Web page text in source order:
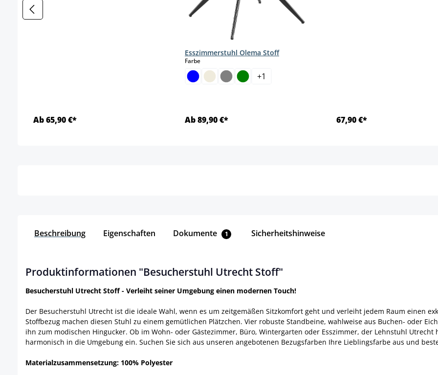
Ab 65,90 €*
Esszimmerstuhl Olema Stoff
Farbeauswählen
+1
Ab 89,90 €* 67,90 €*
Beschreibung Eigenschaften Dokumente 1 Sicherheitshinweise
Produktinformationen "Besucherstuhl Utrecht Stoff"
Besucherstuhl Utrecht Stoff - Verleiht seiner Umgebung einen modernen Touch!
Der Besucherstuhl Utrecht ist die ideale Wahl, wenn es um zeitgemäßen Sitzkomfort geht und verleiht jedem Raum einen
Stoffbezug machen diesen Stuhl zu einem gemütlichen Plätzchen. Vier robuste Standbeine, wahlweise aus Buchen- oder
ihn zum modischen Hingucker. Ob im Wohn- oder Gästezimmer, Büro, Wintergarten oder Esszimmer, der Lehnstuhl
harmonisch in die Umgebung ein. Suchen Sie sich aus unseren angebotenen Bezugsfarben Ihre Lieblingsfarbe aus und
Materialzusammensetzung: 100% Polyester